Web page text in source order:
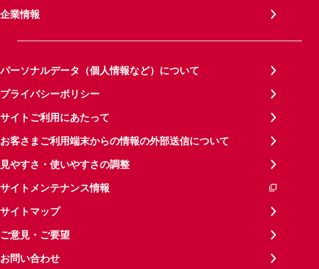
企業情報
パーソナルデータ（個人情報など）について
プライバシーポリシー
サイトご利用にあたって
お客さまご利用端末からの情報の外部送信について
見やすさ・使いやすさの調整
サイトメンテナンス情報
サイトマップ
ご意見・ご要望
お問い合わせ